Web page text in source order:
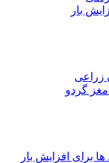
بار
زراعی
مغز گردو
برای افزایش بار